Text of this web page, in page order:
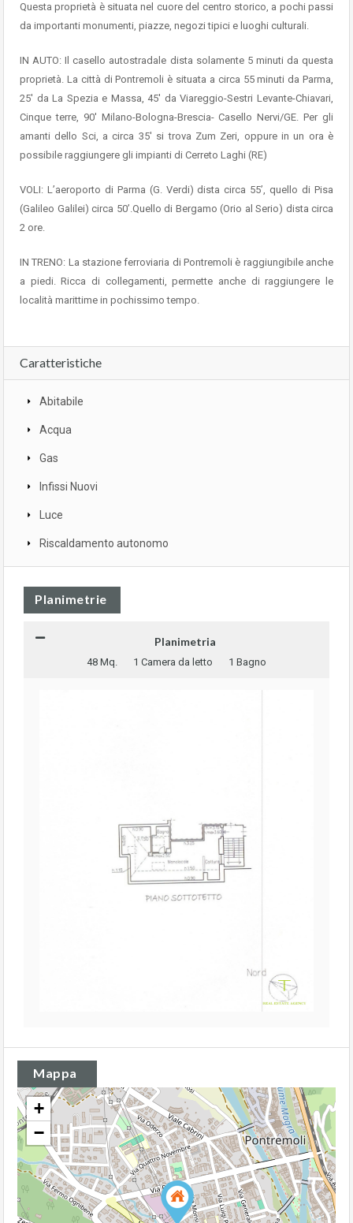
Questa proprietà è situata nel cuore del centro storico, a pochi passi
da importanti monumenti, piazze, negozi tipici e luoghi culturali.
IN AUTO: Il casello autostradale dista solamente 5 minuti da questa
proprietà. La città di Pontremoli è situata a circa 55 minuti da Parma,
25′ da La Spezia e Massa, 45′ da Viareggio-Sestri Levante-Chiavari,
Cinque terre, 90′ Milano-Bologna-Brescia- Casello Nervi/GE. Per gli
amanti dello Sci, a circa 35′ si trova Zum Zeri, oppure in un ora è
possibile raggiungere gli impianti di Cerreto Laghi (RE)
VOLI: L’aeroporto di Parma (G. Verdi) dista circa 55’, quello di Pisa
(Galileo Galilei) circa 50’.Quello di Bergamo (Orio al Serio) dista circa
2 ore.
IN TRENO: La stazione ferroviaria di Pontremoli è raggiungibile anche
a piedi. Ricca di collegamenti, permette anche di raggiungere le
località marittime in pochissimo tempo.
Caratteristiche
Abitabile
Acqua
Gas
Infissi Nuovi
Luce
Riscaldamento autonomo
Planimetrie
Planimetria
48 Mq. 1 Camera da letto 1 Bagno
Mappa
+
−